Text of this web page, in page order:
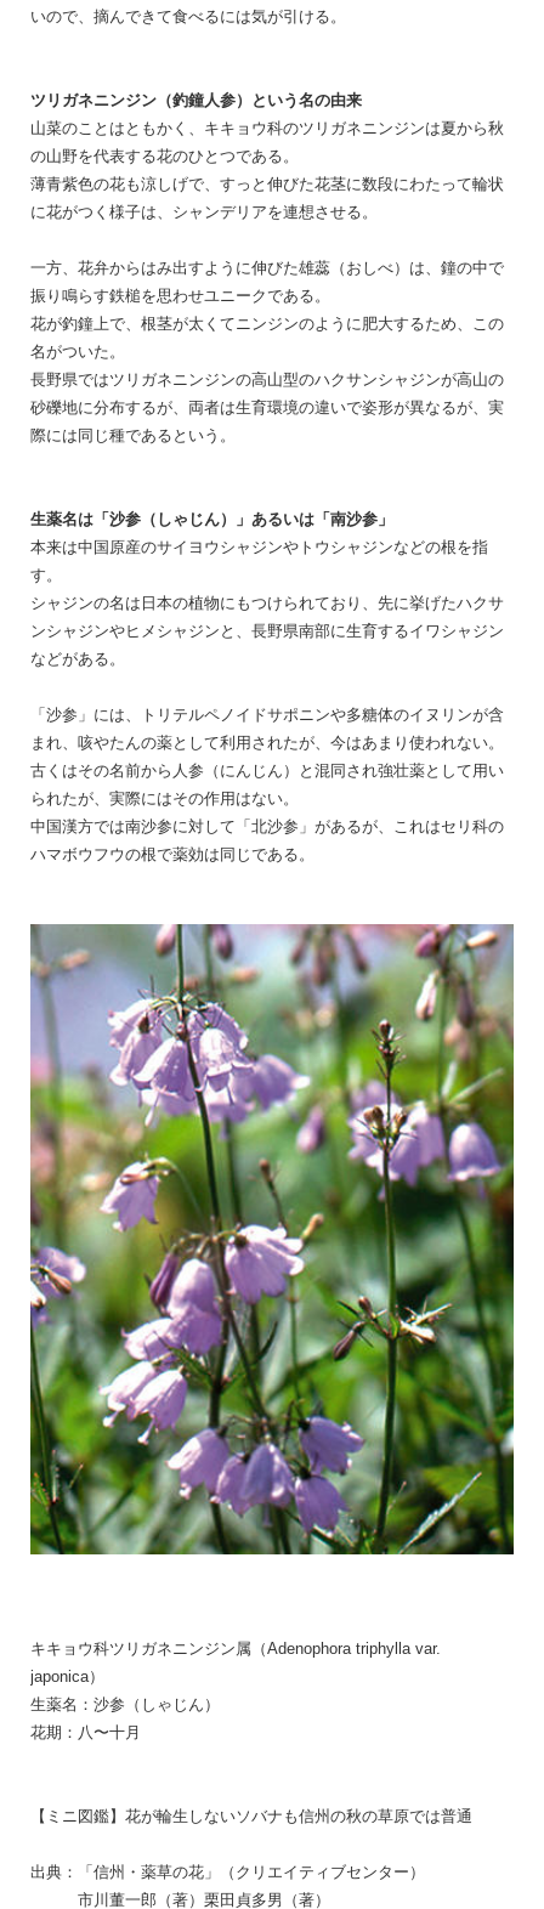
いので、摘んできて食べるには気が引ける。
ツリガネニンジン（釣鐘人参）という名の由来
山菜のことはともかく、キキョウ科のツリガネニンジンは夏から秋
の山野を代表する花のひとつである。
薄青紫色の花も涼しげで、すっと伸びた花茎に数段にわたって輪状
に花がつく様子は、シャンデリアを連想させる。
一方、花弁からはみ出すように伸びた雄蕊（おしべ）は、鐘の中で
振り鳴らす鉄槌を思わせユニークである。
花が釣鐘上で、根茎が太くてニンジンのように肥大するため、この
名がついた。
長野県ではツリガネニンジンの高山型のハクサンシャジンが高山の
砂礫地に分布するが、両者は生育環境の違いで姿形が異なるが、実
際には同じ種であるという。
生薬名は「沙参（しゃじん）」あるいは「南沙参」
本来は中国原産のサイヨウシャジンやトウシャジンなどの根を指
す。
シャジンの名は日本の植物にもつけられており、先に挙げたハクサ
ンシャジンやヒメシャジンと、長野県南部に生育するイワシャジン
などがある。
「沙参」には、トリテルペノイドサポニンや多糖体のイヌリンが含
まれ、咳やたんの薬として利用されたが、今はあまり使われない。
古くはその名前から人参（にんじん）と混同され強壮薬として用い
られたが、実際にはその作用はない。
中国漢方では南沙参に対して「北沙参」があるが、これはセリ科の
ハマボウフウの根で薬効は同じである。
キキョウ科ツリガネニンジン属（Adenophora triphylla var.
japonica）
生薬名：沙参（しゃじん）
花期：八〜十月
【ミニ図鑑】花が輪生しないソバナも信州の秋の草原では普通
出典：「信州・薬草の花」（クリエイティブセンター）
市川董一郎（著）栗田貞多男（著）